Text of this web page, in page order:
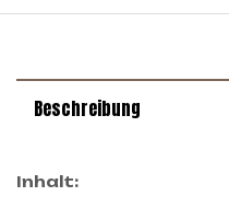
Beschreibung
Inhalt: